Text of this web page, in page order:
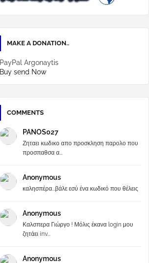
MAKE A DONATION..
PayPal Argonaytis
Buy send Now
COMMENTS
PANOS027
Ζηταει κωδικο απο προσκληση παρολο που
προσπαθσα α...
Anonymous
καλησπέρα...βάλε εσύ ένα κωδικό που θέλεις
Anonymous
Καλσπερα Γιώργο ! Μόλις έκανα login μου
ζητάει inv...
Anonymous